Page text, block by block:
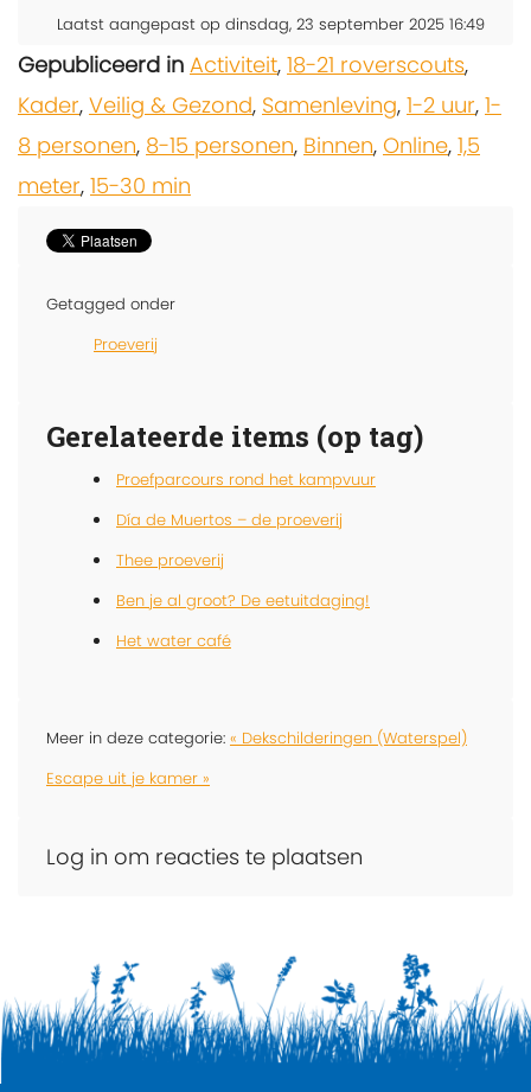
Laatst aangepast op dinsdag, 23 september 2025 16:49
Gepubliceerd in Activiteit, 18-21 roverscouts,
Kader, Veilig & Gezond, Samenleving, 1-2 uur, 1-
8 personen, 8-15 personen, Binnen, Online, 1,5
meter, 15-30 min
Getagged onder
Proeverij
Gerelateerde items (op tag)
Proefparcours rond het kampvuur
Día de Muertos – de proeverij
Thee proeverij
Ben je al groot? De eetuitdaging!
Het water café
Meer in deze categorie: « Dekschilderingen (Waterspel)
Escape uit je kamer »
Log in om reacties te plaatsen